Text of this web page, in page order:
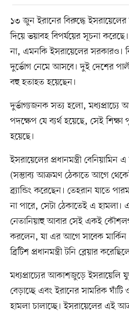
১৩ জুন ইরানের বিরুদ্ধে
দিয়ে ভয়াবহ বিপর্যয়ের সূচনা
না, এমনকি ইসরায়েলের সরকারও।
দুর্ভোগ নেমে আসবে। দুই দেশের
বহু হতাহত হয়েছেন।
দুর্ভাগ্যজনক সত্য হলো, মধ্যপ্রাচ্যে
পদক্ষেপ যে ব্যর্থ হয়েছে, সেই
হয়েছে।
ইসরায়েলের প্রধানমন্ত্রী
(সম্ভাব্য আক্রমণ ঠেকাতে আগে
ব্র্যান্ডিং করেছেন। তেহরান যাতে
না পারে, সেটা ঠেকাতেই এ হামলা।
নেতানিয়াহু আবার সেই একই
করলেন, যা এর আগে সাবেক মার্কিন
ব্রিটিশ প্রধানমন্ত্রী টনি ব্লেয়ার
মধ্যপ্রাচ্যের আকাশজুড়ে ইসরায়েলি
বেড়াচ্ছে এবং ইরানের সামরিক ঘাঁটি
হামলা চালাচ্ছে। ইসরায়েলের এই